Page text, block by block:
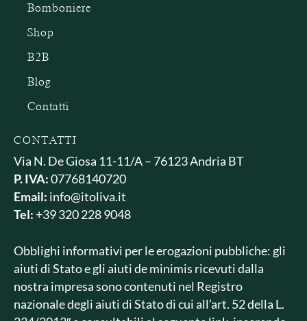
Bomboniere
Shop
B2B
Blog
Contatti
CONTATTI
Via N. De Giosa 11-11/A – 76123 Andria BT
P. IVA:07768140720
Email: info@itoliva.it
Tel: +39 320 228 9048
Obblighi informativi per le erogazioni pubbliche: gli
aiuti di Stato e gli aiuti de minimis ricevuti dalla
nostra impresa sono contenuti nel Registro
nazionale degli aiuti di Stato di cui all’art. 52 della L.